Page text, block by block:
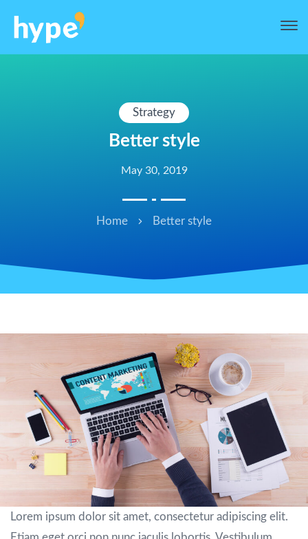
Strategy
Better style
May 30, 2019
Home Better style
Lorem ipsum dolor sit amet, consectetur adipiscing elit.